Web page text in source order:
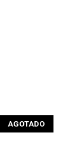
AGOTADO